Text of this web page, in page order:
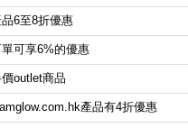
6至8折優惠
可享6%的優惠
outlet商品
產品有4折優惠